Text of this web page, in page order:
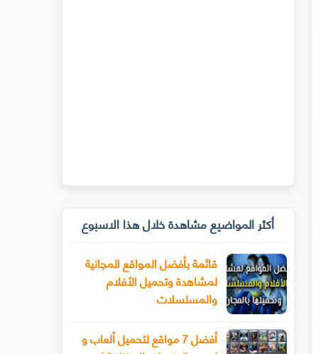
أكثر المواضيع مشاهدة خلال هذا الاسبوع
قائمة بأفضل المواقع المجانية
لمشاهدة وتحميل الأفلام
والمسلسلات
أفضل 7 مواقع لتحميل ألعاب و